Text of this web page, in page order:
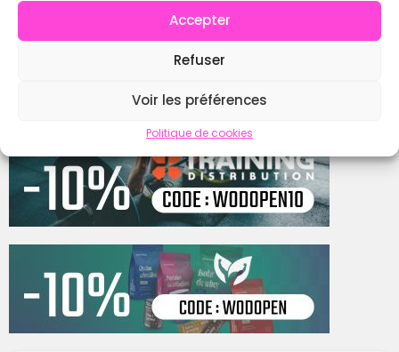
Accepter
Refuser
Voir les préférences
Politique de cookies